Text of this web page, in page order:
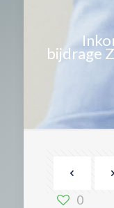
bijdrage
0